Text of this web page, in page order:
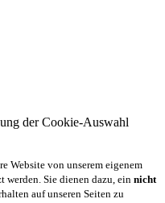
der Cookie-Auswahl
Website von unserem eigenem
Sie dienen dazu, ein nicht
auf unseren Seiten zu